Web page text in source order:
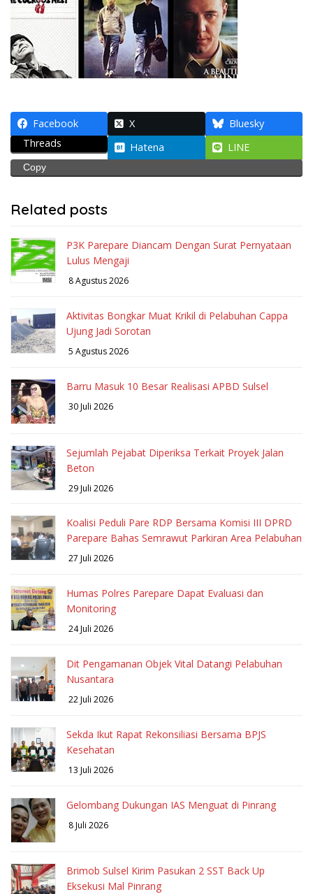
Facebook X
Bluesky
Threads
Hatena LINE
Copy
Related posts
P3K Parepare Diancam Dengan Surat Pernyataan
Lulus Mengaji
8 Agustus 2026
Aktivitas Bongkar Muat Krikil di Pelabuhan Cappa
Ujung Jadi Sorotan
5 Agustus 2026
Barru Masuk 10 Besar Realisasi APBD Sulsel
30 Juli 2026
Sejumlah Pejabat Diperiksa Terkait Proyek Jalan
Beton
29 Juli 2026
Koalisi Peduli Pare RDP Bersama Komisi III DPRD
Parepare Bahas Semrawut Parkiran Area Pelabuhan
27 Juli 2026
Humas Polres Parepare Dapat Evaluasi dan
Monitoring
24 Juli 2026
Dit Pengamanan Objek Vital Datangi Pelabuhan
Nusantara
22 Juli 2026
Sekda Ikut Rapat Rekonsiliasi Bersama BPJS
Kesehatan
13 Juli 2026
Gelombang Dukungan IAS Menguat di Pinrang
8 Juli 2026
Brimob Sulsel Kirim Pasukan 2 SST Back Up
Eksekusi Mal Pinrang